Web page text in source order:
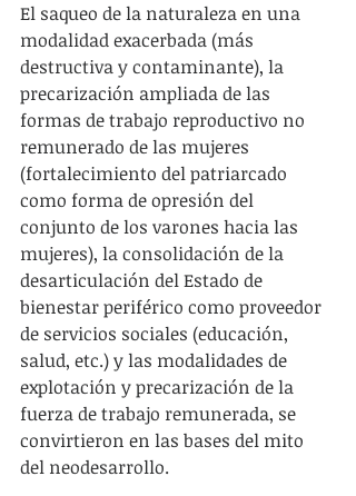
El saqueo de la naturaleza en una
modalidad exacerbada (más
destructiva y contaminante), la
precarización ampliada de las
formas de trabajo reproductivo no
remunerado de las mujeres
(fortalecimiento del patriarcado
como forma de opresión del
conjunto de los varones hacia las
mujeres), la consolidación de la
desarticulación del Estado de
bienestar periférico como proveedor
de servicios sociales (educación,
salud, etc.) y las modalidades de
explotación y precarización de la
fuerza de trabajo remunerada, se
convirtieron en las bases del mito
del neodesarrollo.